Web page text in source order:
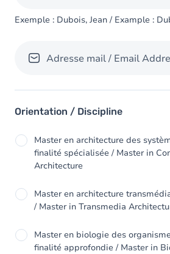
Exemple : Dubois, Jean / Example :
Adresse mail / Email
Orientation / Discipline
Master en architecture des
finalité spécialisée / Master in
Architecture
Master en architecture
/ Master in Transmedia
Master en biologie des
finalité approfondie / Master in